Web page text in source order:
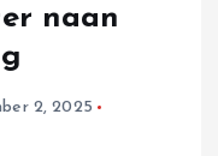
naan
2, 2025